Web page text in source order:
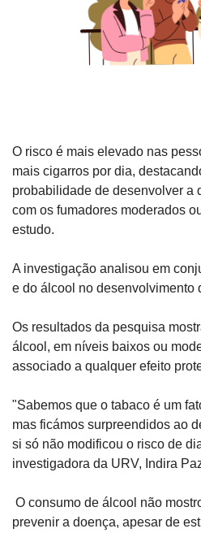
O risco é mais elevado nas
mais cigarros por dia,
probabilidade de desenvolver a
com os fumadores moderados
estudo.
A investigação analisou em
e do álcool no desenvolvimento
Os resultados da pesquisa
álcool, em níveis baixos ou
associado a qualquer efeito
"Sabemos que o tabaco é um
mas ficámos surpreendidos ao
si só não modificou o risco de
investigadora da URV, Indira
prevenir a doença, apesar de